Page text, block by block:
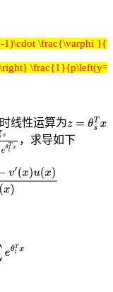
\frac{\varphi
线性运算为
，求导如下